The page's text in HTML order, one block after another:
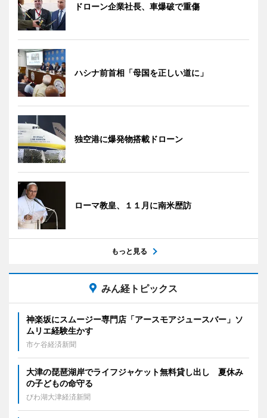
ドローン企業社長、車爆破で重傷
ハシナ前首相「母国を正しい道に」
独空港に爆発物搭載ドローン
ローマ教皇、１１月に南米歴訪
もっと見る
みん経トピックス
神楽坂にスムージー専門店「アースモアジュースバー」ソ
ムリエ経験生かす
市ケ谷経済新聞
大津の琵琶湖岸でライフジャケット無料貸し出し 夏休み
の子どもの命守る
びわ湖大津経済新聞